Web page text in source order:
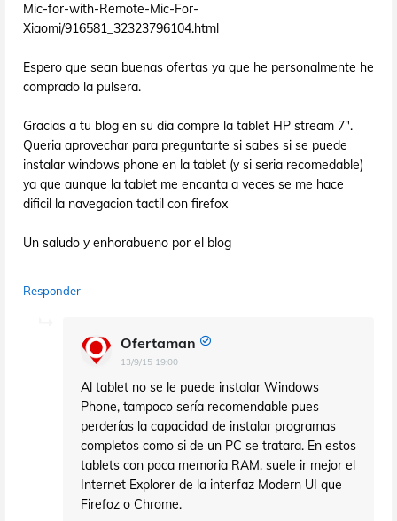
Mic-for-with-Remote-Mic-For-
Xiaomi/916581_32323796104.html
Espero que sean buenas ofertas ya que he personalmente he
comprado la pulsera.
Gracias a tu blog en su dia compre la tablet HP stream 7".
Queria aprovechar para preguntarte si sabes si se puede
instalar windows phone en la tablet (y si seria recomedable)
ya que aunque la tablet me encanta a veces se me hace
dificil la navegacion tactil con firefox
Un saludo y enhorabueno por el blog
Responder
Ofertaman
13/9/15 19:00
Al tablet no se le puede instalar Windows
Phone, tampoco sería recomendable pues
perderías la capacidad de instalar programas
completos como si de un PC se tratara. En estos
tablets con poca memoria RAM, suele ir mejor el
Internet Explorer de la interfaz Modern UI que
Firefoz o Chrome.